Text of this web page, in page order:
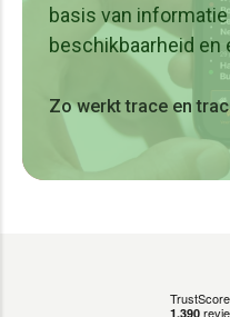
basis van
beschikbaarheid en
Zo werkt trace en